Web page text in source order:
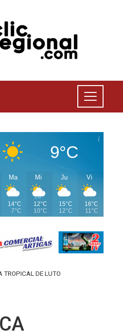
9°C
Ma
14°C
7°C
Mi
12°C
10°C
Ju
15°C
12°C
Vi
16°C
11°C
TROPICAL DE LUTO